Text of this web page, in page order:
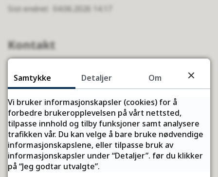
Sist endret
04.06.2026 14.17
Kontakt
Ida Maria Kristiansen
Rådgiver for anlegg til idrett og
kultur
E-
post
Send e-post
Mobil
90 14 85 83
Samtykke Detaljer Om
Vi bruker informasjonskapsler (cookies) for å
forbedre brukeropplevelsen på vårt nettsted,
tilpasse innhold og tilby funksjoner samt analysere
trafikken vår. Du kan velge å bare bruke nødvendige
informasjonskapslene, eller tilpasse bruk av
informasjonskapsler under “Detaljer”. før du klikker
på “Jeg godtar utvalgte”.